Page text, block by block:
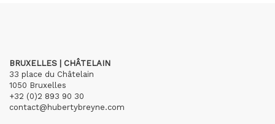
BRUXELLES | CHÂTELAIN
33 place du Châtelain
1050 Bruxelles
+32 (0)2 893 90 30
contact@hubertybreyne.com